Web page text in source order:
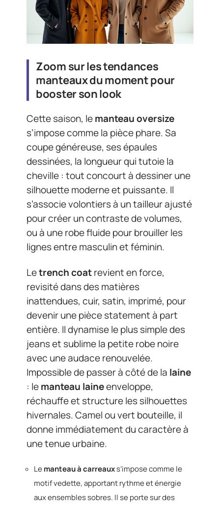
Zoom sur les tendances
manteaux du moment pour
booster son look
Cette saison, lemanteau oversize
s’impose comme la pièce phare. Sa
coupe généreuse, ses épaules
dessinées, la longueur qui tutoie la
cheville : tout concourt à dessiner une
silhouette moderne et puissante. Il
s’associe volontiers à un tailleur ajusté
pour créer un contraste de volumes,
ou à une robe fluide pour brouiller les
lignes entre masculin et féminin.
Letrench coatrevient en force,
revisité dans des matières
inattendues, cuir, satin, imprimé, pour
devenir une pièce statement à part
entière. Il dynamise le plus simple des
jeans et sublime la petite robe noire
avec une audace renouvelée.
Impossible de passer à côté de la laine
: lemanteau laineenveloppe,
réchauffe et structure les silhouettes
hivernales. Camel ou vert bouteille, il
donne immédiatement du caractère à
une tenue urbaine.
Lemanteau à carreauxs’impose comme le
motif vedette, apportant rythme et énergie
aux ensembles sobres. Il se porte sur des